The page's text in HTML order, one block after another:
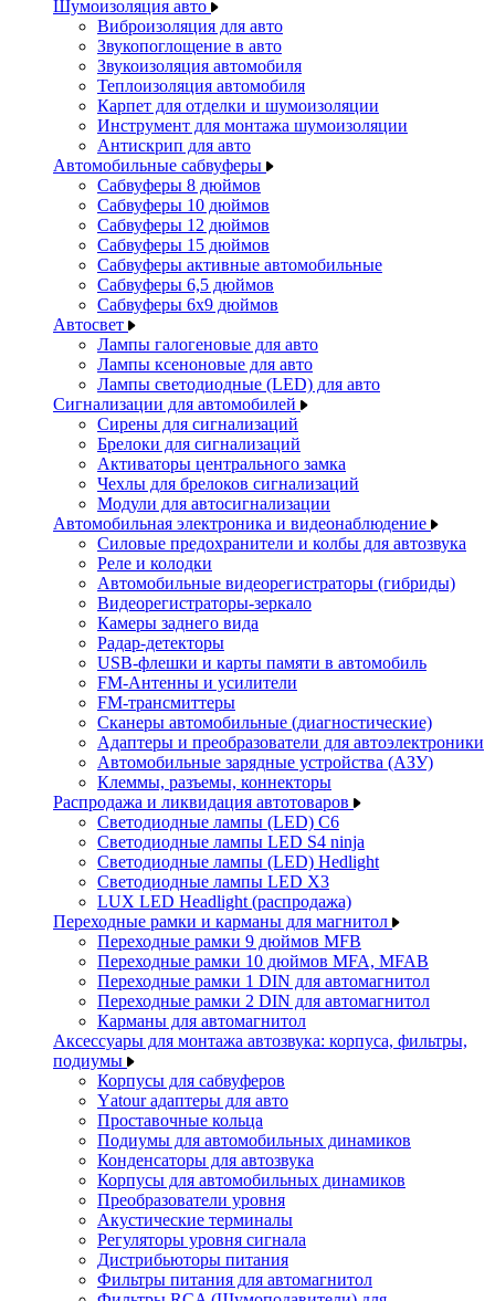
Шумоизоляция авто
Виброизоляция для авто
Звукопоглощение в авто
Звукоизоляция автомобиля
Теплоизоляция автомобиля
Карпет для отделки и шумоизоляции
Инструмент для монтажа шумоизоляции
Антискрип для авто
Автомобильные сабвуферы
Сабвуферы 8 дюймов
Сабвуферы 10 дюймов
Сабвуферы 12 дюймов
Сабвуферы 15 дюймов
Сабвуферы активные автомобильные
Сабвуферы 6,5 дюймов
Сабвуферы 6x9 дюймов
Автосвет
Лампы галогеновые для авто
Лампы ксеноновые для авто
Лампы светодиодные (LED) для авто
Сигнализации для автомобилей
Сирены для сигнализаций
Брелоки для сигнализаций
Активаторы центрального замка
Чехлы для брелоков сигнализаций
Модули для автосигнализации
Автомобильная электроника и видеонаблюдение
Силовые предохранители и колбы для автозвука
Реле и колодки
Автомобильные видеорегистраторы (гибриды)
Видеорегистраторы-зеркало
Камеры заднего вида
Радар-детекторы
USB-флешки и карты памяти в автомобиль
FM-Антенны и усилители
FM-трансмиттеры
Сканеры автомобильные (диагностические)
Адаптеры и преобразователи для автоэлектроники
Автомобильные зарядные устройства (АЗУ)
Клеммы, разъемы, коннекторы
Распродажа и ликвидация автотоваров
Светодиодные лампы (LED) C6
Светодиодные лампы LED S4 ninja
Светодиодные лампы (LED) Hedlight
Светодиодные лампы LED X3
LUX LED Headlight (распродажа)
Переходные рамки и карманы для магнитол
Переходные рамки 9 дюймов MFB
Переходные рамки 10 дюймов MFA, MFAB
Переходные рамки 1 DIN для автомагнитол
Переходные рамки 2 DIN для автомагнитол
Карманы для автомагнитол
Аксессуары для монтажа автозвука: корпуса, фильтры,
подиумы
Корпусы для сабвуферов
Yаtour адаптеры для авто
Проставочные кольца
Подиумы для автомобильных динамиков
Конденсаторы для автозвука
Корпусы для автомобильных динамиков
Преобразователи уровня
Акустические терминалы
Регуляторы уровня сигнала
Дистрибьюторы питания
Фильтры питания для автомагнитол